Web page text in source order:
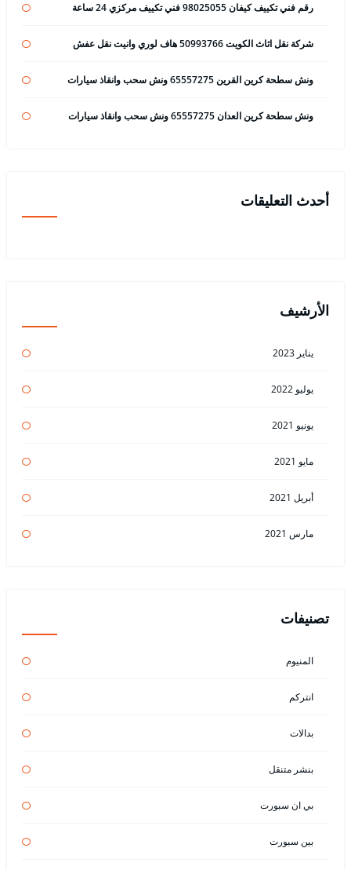
رقم فني تكييف كيفان 98025055 فني تكييف مركزي 24 ساعة
شركة نقل اثاث الكويت 50993766 هاف لوري وانيت نقل عفش
ونش سطحة كرين القرين 65557275 ونش سحب وانقاذ سيارات
ونش سطحة كرين العدان 65557275 ونش سحب وانقاذ سيارات
أحدث التعليقات
الأرشيف
يناير 2023
يوليو 2022
يونيو 2021
مايو 2021
أبريل 2021
مارس 2021
تصنيفات
المنيوم
انتركم
بدالات
بنشر متنقل
بي ان سبورت
بين سبورت